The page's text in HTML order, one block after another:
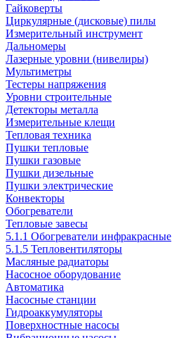
Гайковерты
Циркулярные (дисковые) пилы
Измерительный инструмент
Дальномеры
Лазерные уровни (нивелиры)
Мультиметры
Тестеры напряжения
Уровни строительные
Детекторы металла
Измерительные клещи
Тепловая техника
Пушки тепловые
Пушки газовые
Пушки дизельные
Пушки электрические
Конвекторы
Обогреватели
Тепловые завесы
5.1.1 Обогреватели инфракрасные
5.1.5 Тепловентиляторы
Масляные радиаторы
Насосное оборудование
Автоматика
Насосные станции
Гидроаккумуляторы
Поверхностные насосы